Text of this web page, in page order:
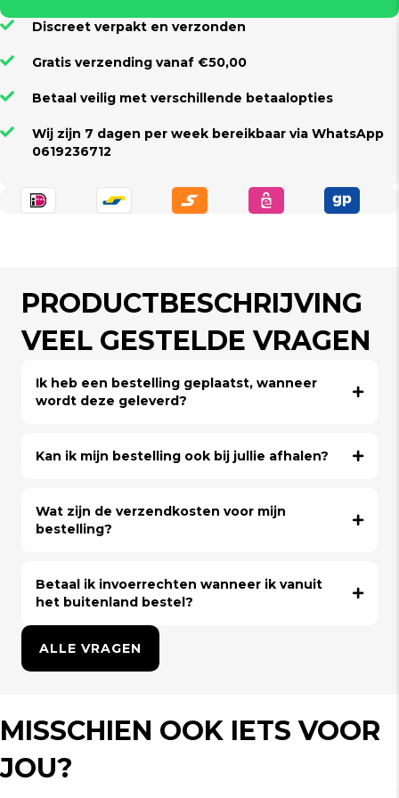
Discreet verpakt en verzonden
Gratis verzending vanaf €50,00
Betaal veilig met verschillende betaalopties
Wij zijn 7 dagen per week bereikbaar via WhatsApp
0619236712
PRODUCTBESCHRIJVING
VEEL GESTELDE VRAGEN
Ik heb een bestelling geplaatst, wanneer
wordt deze geleverd?
Kan ik mijn bestelling ook bij jullie afhalen?
Wat zijn de verzendkosten voor mijn
bestelling?
Betaal ik invoerrechten wanneer ik vanuit
het buitenland bestel?
ALLE VRAGEN
MISSCHIEN OOK IETS VOOR
JOU?